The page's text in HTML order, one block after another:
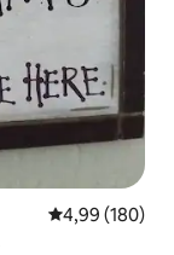
Gemiddelde
4,99 (180)